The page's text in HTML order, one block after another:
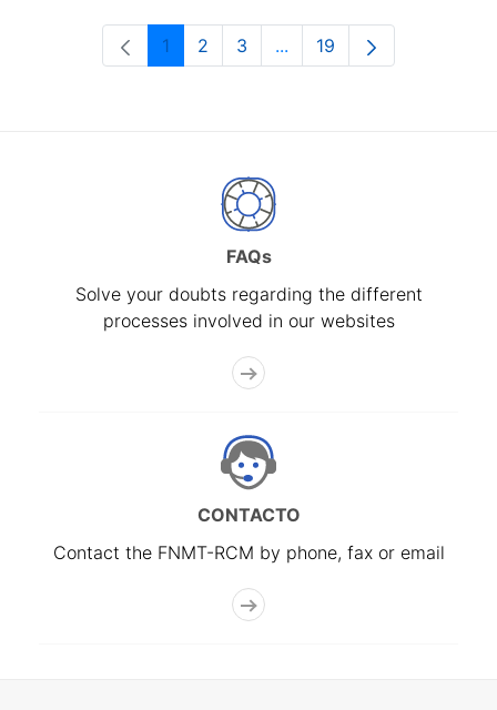
Page
1 Page
2 Page
3 ...Intermediate Pages Use
Page
19
FAQs
Solve your doubts regarding the different
processes involved in our websites
CONTACTO
Contact the FNMT-RCM by phone, fax or email